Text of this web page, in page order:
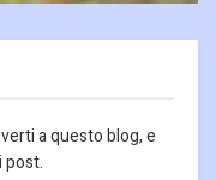
a questo blog, e
post.